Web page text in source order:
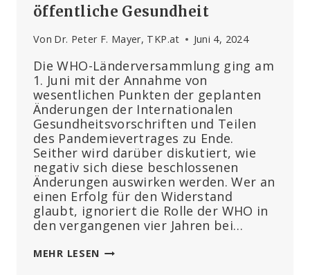
öffentliche Gesundheit
Von Dr. Peter F. Mayer, TKP.at Juni 4, 2024
Die WHO-Länderversammlung ging am
1. Juni mit der Annahme von
wesentlichen Punkten der geplanten
Änderungen der Internationalen
Gesundheitsvorschriften und Teilen
des Pandemievertrages zu Ende.
Seither wird darüber diskutiert, wie
negativ sich diese beschlossenen
Änderungen auswirken werden. Wer an
einen Erfolg für den Widerstand
glaubt, ignoriert die Rolle der WHO in
den vergangenen vier Jahren bei…
MEHR LESEN WHO-